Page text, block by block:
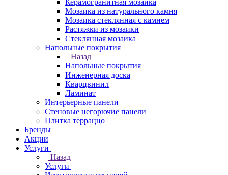
Керамогранитная мозаика
Мозаика из натурального камня
Мозаика стеклянная с камнем
Растяжки из мозаики
Стеклянная мозаика
Напольные покрытия
Назад
Напольные покрытия
Инженерная доска
Кварцвинил
Ламинат
Интерьерные панели
Стеновые негорючие панели
Плитка терраццо
Бренды
Акции
Услуги
Назад
Услуги